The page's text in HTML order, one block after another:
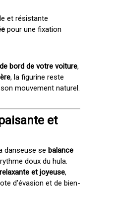
et résistante
pour une fixation
bord de votre voiture,
, la figurine reste
mouvement naturel.
et
danseuse se balance
doux du hula.
et joyeuse,
d’évasion et de bien-